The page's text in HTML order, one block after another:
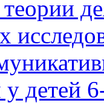
детей